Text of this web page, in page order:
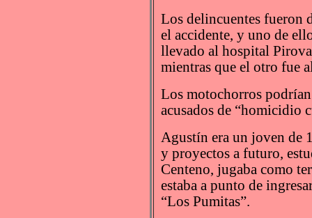
Los delincuentes fueron
el accidente, y uno de
llevado al hospital
mientras que el otro fue
Los motochorros
acusados de “homicidio
Agustín era un joven de
y proyectos a futuro,
Centeno, jugaba como
estaba a punto de
“Los Pumitas”.